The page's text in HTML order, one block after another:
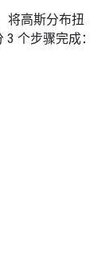
将高斯分布扭
个步骤完成：